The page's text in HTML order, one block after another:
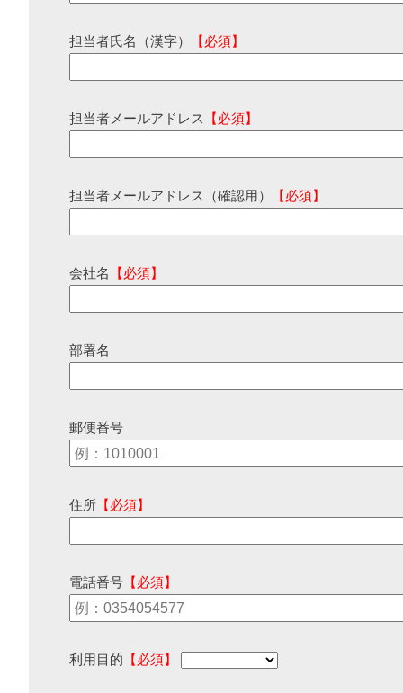
担当者氏名（漢字） 【必須】
担当者メールアドレス 【必須】
担当者メールアドレス（確認用） 【必須】
会社名 【必須】
部署名
郵便番号
住所 【必須】
電話番号 【必須】
利用目的 【必須】